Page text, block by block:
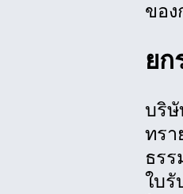
ขอ
ยก
บริษั
ทรา
ธรร
ใบรั